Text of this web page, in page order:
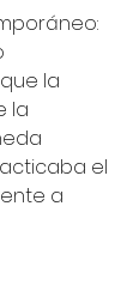
la
la
el
a